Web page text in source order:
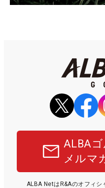
ALBA
メルマ
ALBA NetはR&Aのオフィ